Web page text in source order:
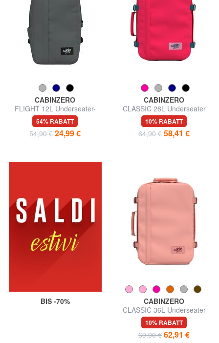
CABINZERO
FLIGHT 12L Underseater-
Rucksack
54% RABATT
54,90 € 24,99 €
CABINZERO
CLASSIC 28L Underseater
Reiserucksack
10% RABATT
64,90 € 58,41 €
BIS -70%
CABINZERO
CLASSIC 36L Underseater
Reiserucksack
10% RABATT
69,90 € 62,91 €